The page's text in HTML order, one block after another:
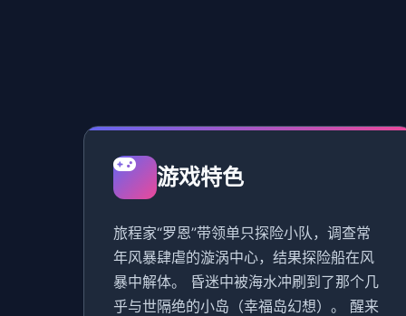
游戏特色
旅程家“罗恩”带领单只探险小队，调查常
年风暴肆虐的漩涡中心，结果探险船在风
暴中解体。 昏迷中被海水冲刷到了那个几
乎与世隔绝的小岛（幸福岛幻想）。 醒来